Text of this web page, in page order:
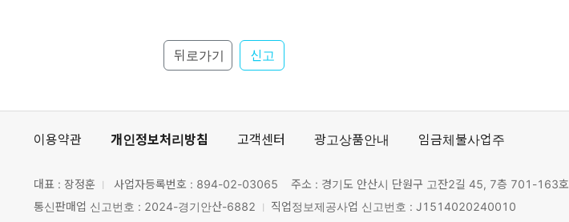
뒤로가기 신고
이용약관 개인정보처리방침 고객센터 광고상품안내 임금체불사업주
대표 : 장정훈 사업자등록번호 : 894-02-03065
주소 : 경기도 안산시 단원구 고잔2길 45, 7층 701-163호
통신판매업 신고번호 : 2024-경기안산-6882
직업정보제공사업 신고번호 : J1514020240010